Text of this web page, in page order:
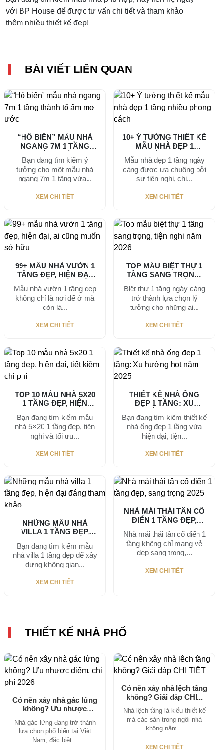
với BP House để được tư vấn chi tiết và tham khảo
thêm nhiều thiết kế đẹp!
BÀI VIẾT LIÊN QUAN
“HÔ BIẾN” MẪU NHÀ
NGANG 7M 1 TẦNG
THÀNH TỔ...
Bạn đang tìm kiếm ý
tưởng cho một mẫu nhà
ngang 7m 1 tầng vừa...
XEM CHI TIẾT
10+ Ý TƯỞNG THIẾT KẾ
MẪU NHÀ ĐẸP 1
TẦNG...
Mẫu nhà đẹp 1 tầng ngày
càng được ưa chuộng bởi
sự tiện nghi, chi...
XEM CHI TIẾT
99+ MẪU NHÀ VƯỜN 1
TẦNG ĐẸP, HIỆN ĐẠI,
Mẫu nhà vườn 1 tầng đẹp
không chỉ là nơi để ở mà
còn là...
XEM CHI TIẾT
TOP MẪU BIỆT THỰ 1
TẦNG SANG TRỌNG,
TIỆN NGHI...
Biệt thự 1 tầng ngày càng
trở thành lựa chọn lý
tưởng cho những ai...
XEM CHI TIẾT
TOP 10 MẪU NHÀ 5X20
1 TẦNG ĐẸP, HIỆN
Bạn đang tìm kiếm mẫu
nhà 5×20 1 tầng đẹp, tiện
nghi và tối ưu...
XEM CHI TIẾT
THIẾT KẾ NHÀ ỐNG
ĐẸP 1 TẦNG: XU
HƯỚNG HOT...
Bạn đang tìm kiếm thiết kế
nhà ống đẹp 1 tầng vừa
hiện đại, tiện...
XEM CHI TIẾT
NHỮNG MẪU NHÀ
VILLA 1 TẦNG ĐẸP,
HIỆN ĐẠI ĐÁNG...
Bạn đang tìm kiếm mẫu
nhà villa 1 tầng đẹp để xây
dựng không gian...
XEM CHI TIẾT
NHÀ MÁI THÁI TÂN CỔ
ĐIỂN 1 TẦNG ĐẸP,
Nhà mái thái tân cổ điển 1
tầng không chỉ mang vẻ
đẹp sang trọng,...
XEM CHI TIẾT
THIẾT KẾ NHÀ PHỐ
Có nên xây nhà gác lửng
không? Ưu nhược
điểm,...
Nhà gác lửng đang trở thành
lựa chọn phổ biến tại Việt
Nam, đặc biệt...
Có nên xây nhà lệch tầng
không? Giải đáp CHI...
Nhà lệch tầng là kiểu thiết kế
mà các sàn trong ngôi nhà
không nằm...
XEM CHI TIẾT